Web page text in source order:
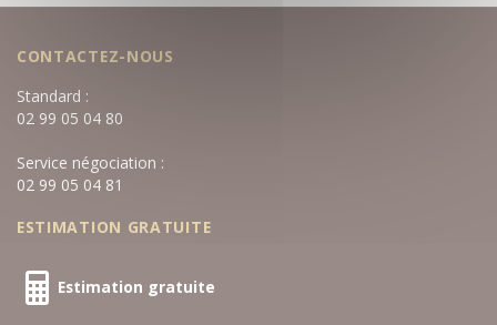
CONTACTEZ-NOUS
Standard :
02 99 05 04 80
Service négociation :
02 99 05 04 81
ESTIMATION GRATUITE
Estimation gratuite